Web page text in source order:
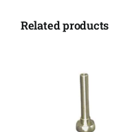
Related products